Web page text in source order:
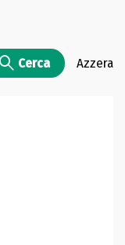
Cerca Azzera